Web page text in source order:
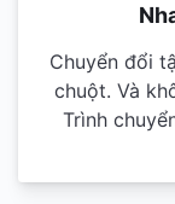
Chuyển đổi
chuột. Và
Trình